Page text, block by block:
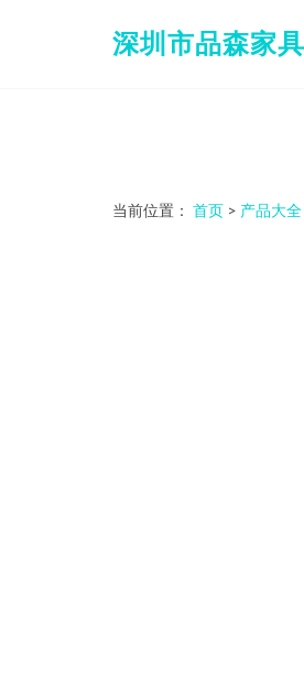
深圳市品森家
当前位置： 首页 > 产品大全